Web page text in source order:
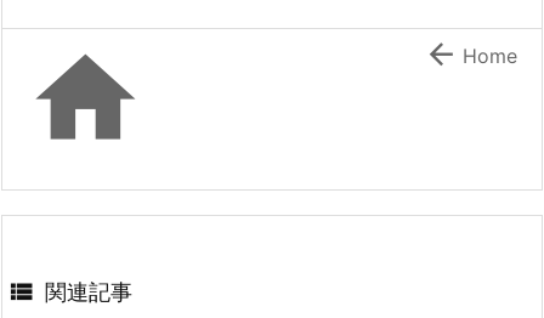
  Home
 関連記事